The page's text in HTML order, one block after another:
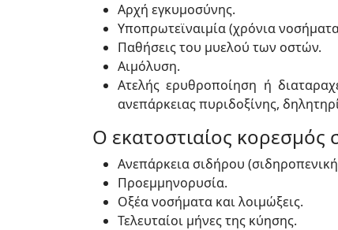
Αρχή εγκυμοσύνης.
Υποπρωτεϊναιμία (χρόνια
Παθήσεις του μυελού των οστών.
Αιμόλυση.
Ατελής ερυθροποίηση ή
ανεπάρκειας πυριδοξίνης,
Ο εκατοστιαίος κορεσμός
Ανεπάρκεια σιδήρου
Προεμμηνορυσία.
Οξέα νοσήματα και λοιμώξεις.
Τελευταίοι μήνες της κύησης.